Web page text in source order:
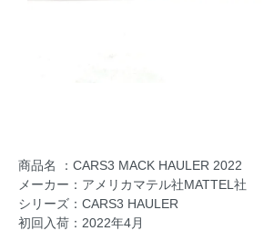
商品名 ：CARS3 MACK HAULER 2022
メーカー：アメリカマテル社MATTEL社
シリーズ：CARS3 HAULER
初回入荷：2022年4月